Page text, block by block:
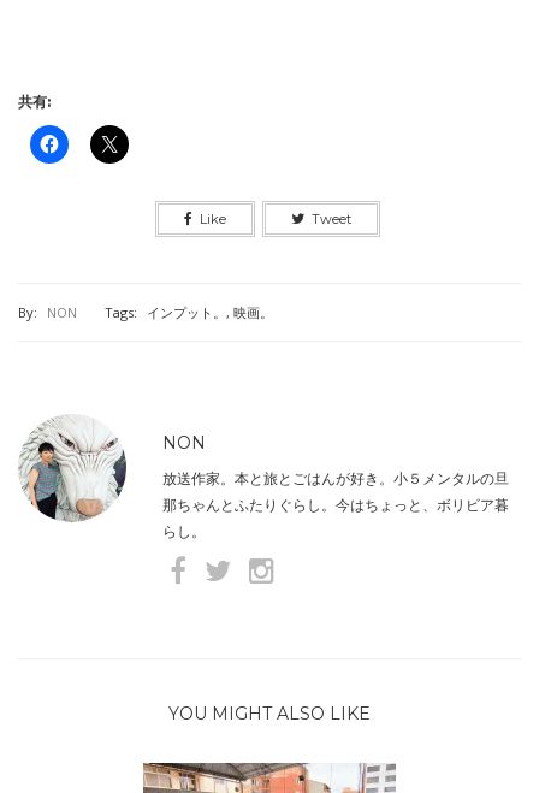
共有:
Like Tweet
By: NON Tags: インプット。 , 映画。
NON
放送作家。本と旅とごはんが好き。小５メンタルの旦
那ちゃんとふたりぐらし。今はちょっと、ボリビア暮
らし。
YOU MIGHT ALSO LIKE